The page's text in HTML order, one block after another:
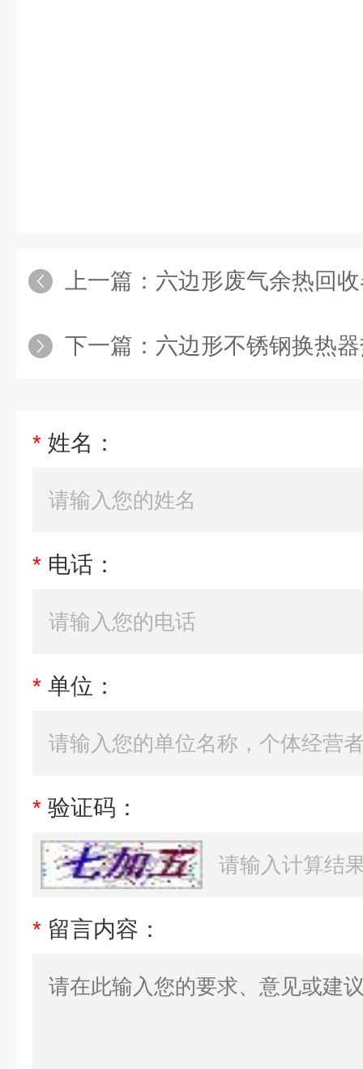
上一篇： 六边形废气余热回
下一篇： 六边形不锈钢换热
* 姓名：
* 电话：
* 单位：
* 验证码：
* 留言内容：